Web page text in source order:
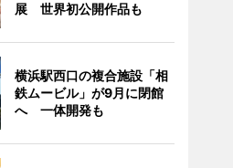
展 世界初公開作品も
横浜駅西口の複合施設「相
鉄ムービル」が9月に閉館
へ 一体開発も